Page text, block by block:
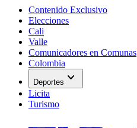
Contenido Exclusivo
Elecciones
Cali
Valle
Comunicadores en Comunas
Colombia
Deportes expand_more
Licita
Turismo